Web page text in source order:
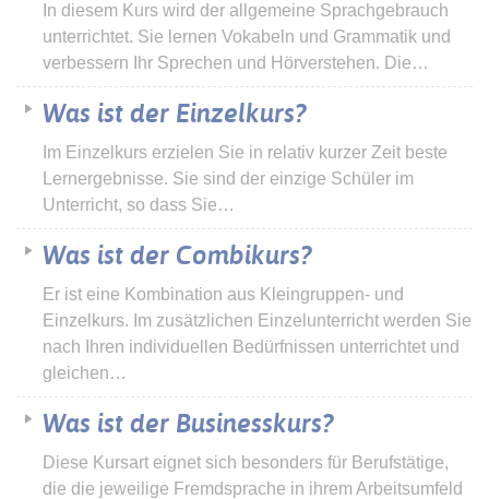
In diesem Kurs wird der allgemeine Sprachgebrauch
unterrichtet. Sie lernen Vokabeln und Grammatik und
verbessern Ihr Sprechen und Hörverstehen. Die…
Was ist der Einzelkurs?
Im Einzelkurs erzielen Sie in relativ kurzer Zeit beste
Lernergebnisse. Sie sind der einzige Schüler im
Unterricht, so dass Sie…
Was ist der Combikurs?
Er ist eine Kombination aus Kleingruppen- und
Einzelkurs. Im zusätzlichen Einzelunterricht werden Sie
nach Ihren individuellen Bedürfnissen unterrichtet und
gleichen…
Was ist der Businesskurs?
Diese Kursart eignet sich besonders für Berufstätige,
die die jeweilige Fremdsprache in ihrem Arbeitsumfeld